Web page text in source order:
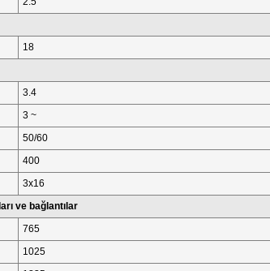
18
3.4
3 ~
50/60
400
3x16
ve bağlantılar
765
1025